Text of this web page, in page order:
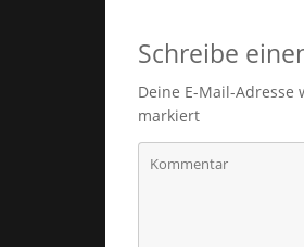
Schreibe
Deine E-Mail-
markiert